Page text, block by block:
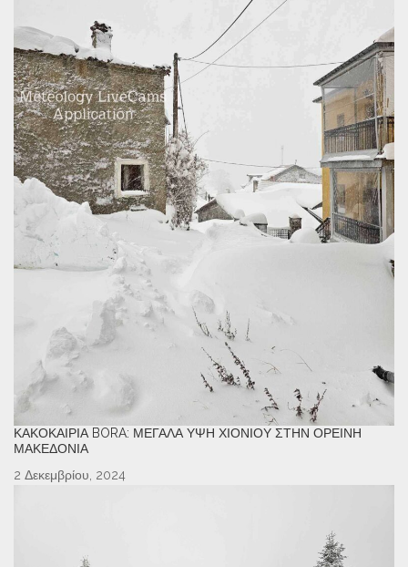
ΚΑΚΟΚΑΙΡΊΑ BORA: ΜΕΓΆΛΑ ΎΨΗ ΧΙΟΝΙΟΎ ΣΤΗΝ ΟΡΕΙΝΉ
ΜΑΚΕΔΟΝΊΑ
2 Δεκεμβρίου, 2024